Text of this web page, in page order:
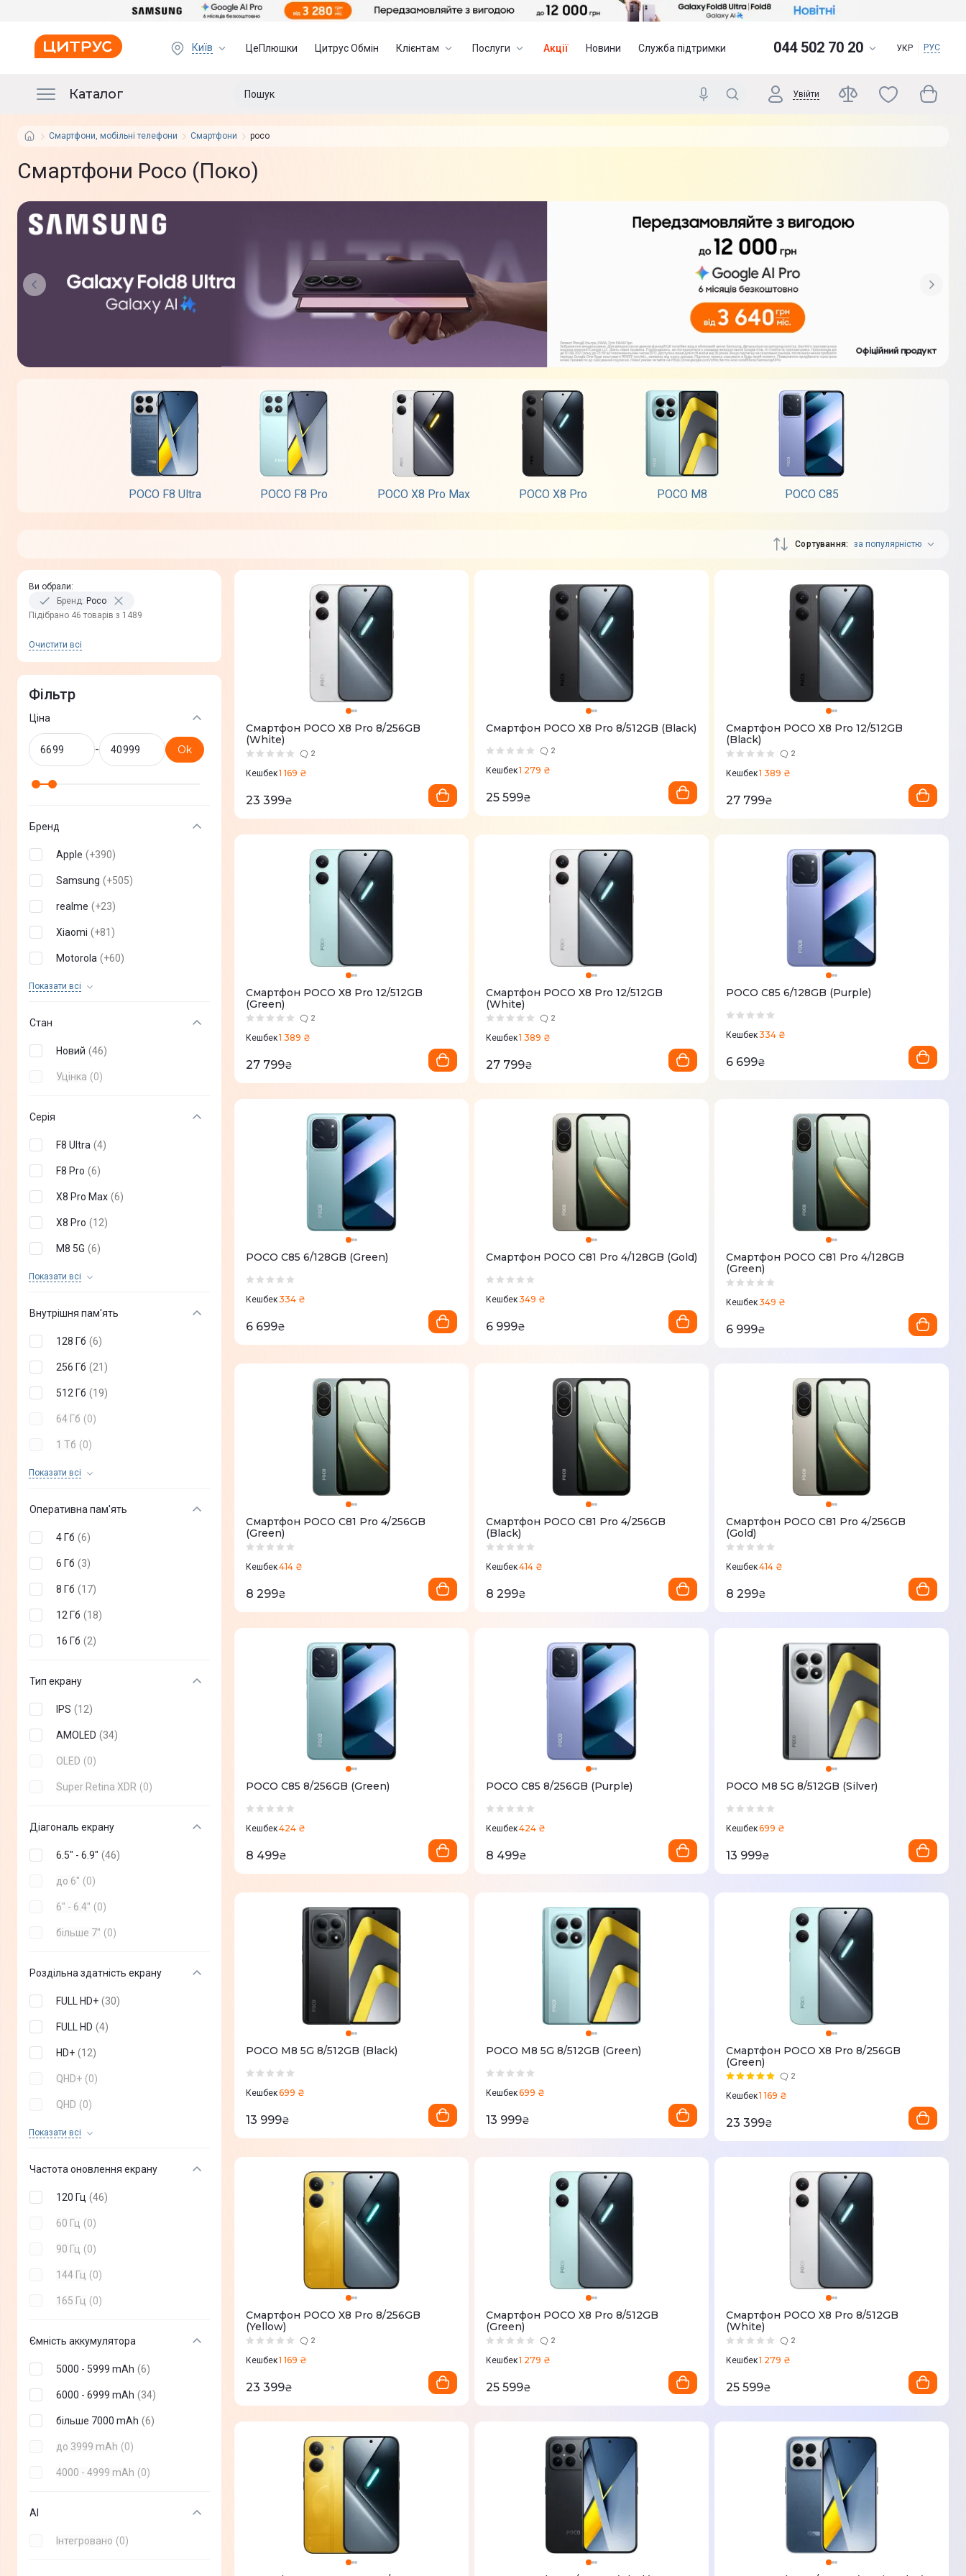
Київ ЦеПлюшки Цитрус Обмін Клієнтам Послуги Акції Новини Служба підтримки 044 502 70 20 УКР РУС
Каталог Увійти
Смартфони, мобільні телефони Смартфони poco
Смартфони Poco (Поко)
POCO F8 Ultra POCO F8 Pro POCO X8 Pro Max POCO X8 Pro POCO M8 POCO C85
Сортування за популярністю
Ви обрали:
Бренд: Poco
Пiдiбрано 46 товарів з 1489
Очистити всi
Фільтр
Ціна
- Ok
Бренд
Apple (+390)
Samsung (+505)
realme (+23)
Xiaomi (+81 )
Motorola (+60)
Показати всi
OPPO (+
Sony 2)
Vertu +4)
Sigma ( +
DOOGEE (+
ZTE (+ 22)
RugOne ( +2)
Google (+30
Стан
Новий (46)
Уцінка (0)
Серія
F8 Ultra (4)
F8 Pro (6)
X8 Pro Max (6)
X8 Pro (12)
M8 5G (6)
Показати всi
C85 ( )
Внутрішня пам'ять
128 Гб (6)
256 Гб (21 )
512 Гб (19)
64 Гб (0)
1 Тб (0)
Показати всi
2 Тб ( 0)
Оперативна пам'ять
4 Гб (6)
6 Гб (3)
8 Гб (17)
12 Гб (18)
16 Гб (2)
Тип екрану
IPS (12)
AMOLED (34)
OLED (0)
Super Retina XDR (0)
Діагональ екрану
6.5" - 6.9" (46)
до 6" (0)
6" - 6.4" (0)
більше 7" (0)
Роздільна здатність екрану
FULL HD+ (30)
FULL HD (4)
HD+ (12)
QHD+ (0)
QHD (0)
Показати всi
HD (0
Частота оновлення екрану
120 Гц (46)
60 Гц (0)
90 Гц (0)
144 Гц (0)
165 Гц (0)
Ємність аккумулятора
5000 - 5999 mAh (6)
6000 - 6999 mAh (34)
більше 7000 mAh (6)
до 3999 mAh (0)
4000 - 4999 mAh (0)
AI
Інтегровано (0)
Смартфон POCO X8 Pro 8/256GB
(White)
2
Кешбек1 169 ₴
23 399₴
Смартфон POCO X8 Pro 8/512GB (Black)
2
Кешбек1 279 ₴
25 599₴
Смартфон POCO X8 Pro 12/512GB
(Black)
2
Кешбек1 389 ₴
27 799₴
Смартфон POCO X8 Pro 12/512GB
(Green)
2
Кешбек1 389 ₴
27 799₴
Смартфон POCO X8 Pro 12/512GB
(White)
2
Кешбек1 389 ₴
27 799₴
POCO C85 6/128GB (Purple)
Кешбек334 ₴
6 699₴
POCO C85 6/128GB (Green)
Кешбек334 ₴
6 699₴
Смартфон POCO C81 Pro 4/128GB (Gold)
Кешбек349 ₴
6 999₴
Смартфон POCO C81 Pro 4/128GB
(Green)
Кешбек349 ₴
6 999₴
Смартфон POCO C81 Pro 4/256GB
(Green)
Кешбек414 ₴
8 299₴
Смартфон POCO C81 Pro 4/256GB
(Black)
Кешбек414 ₴
8 299₴
Смартфон POCO C81 Pro 4/256GB
(Gold)
Кешбек414 ₴
8 299₴
POCO C85 8/256GB (Green)
Кешбек424 ₴
8 499₴
POCO C85 8/256GB (Purple)
Кешбек424 ₴
8 499₴
POCO M8 5G 8/512GB (Silver)
Кешбек699 ₴
13 999₴
POCO M8 5G 8/512GB (Black)
Кешбек699 ₴
13 999₴
POCO M8 5G 8/512GB (Green)
Кешбек699 ₴
13 999₴
Смартфон POCO X8 Pro 8/256GB
(Green)
2
Кешбек1 169 ₴
23 399₴
Смартфон POCO X8 Pro 8/256GB
(Yellow)
2
Кешбек1 169 ₴
23 399₴
Смартфон POCO X8 Pro 8/512GB
(Green)
2
Кешбек1 279 ₴
25 599₴
Смартфон POCO X8 Pro 8/512GB
(White)
2
Кешбек1 279 ₴
25 599₴